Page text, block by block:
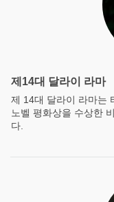
제14대 달라이 라마
제 14대 달라이 라마는
노벨 평화상을 수상한
다.